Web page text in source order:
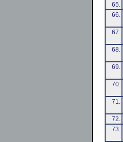
65.
66.
67.
68.
69.
70.
71.
72.
73.